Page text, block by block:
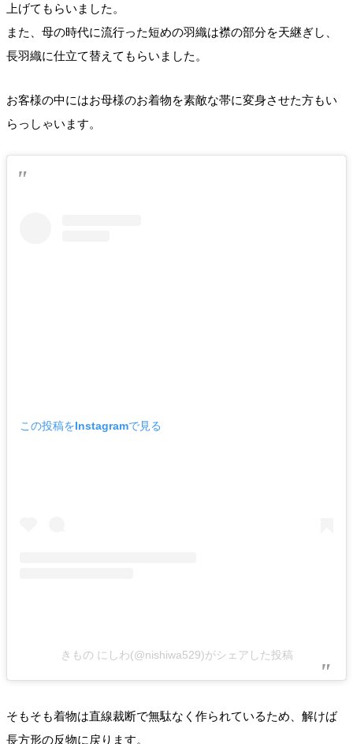
上げてもらいました。
また、母の時代に流行った短めの羽織は襟の部分を天継ぎし、
長羽織に仕立て替えてもらいました。
お客様の中にはお母様のお着物を素敵な帯に変身させた方もい
らっしゃいます。
この投稿をInstagramで見る
きもの にしわ(@nishiwa529)がシェアした投稿
そもそも着物は直線裁断で無駄なく作られているため、解けば
長方形の反物に戻ります。